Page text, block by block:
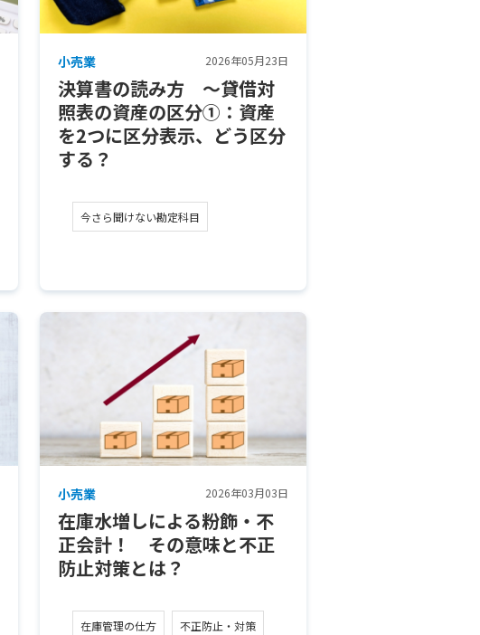
小売業 2026年05月23日
決算書の読み方 ～貸借対
照表の資産の区分①：資産
を2つに区分表示、どう区分
する？
今さら聞けない勘定科目
小売業 2026年03月03日
在庫水増しによる粉飾・不
正会計！ その意味と不正
防止対策とは？
在庫管理の仕方 不正防止・対策